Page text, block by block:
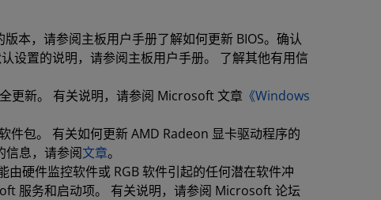
本，请参阅主板用户手册了解如何更新 BIOS。确认
设置的说明，请参阅主板用户手册。 了解其他有用信
更新。 有关说明，请参阅 Microsoft 文章《Windows
件包。 有关如何更新 AMD Radeon 显卡驱动程序的
信息，请参阅文章。
硬件监控软件或 RGB 软件引起的任何潜在软件冲
服务和启动项。 有关说明，请参阅 Microsoft 论坛